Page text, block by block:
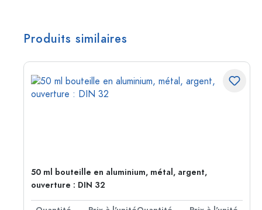
Produits similaires
50 ml bouteille en aluminium, métal, argent,
ouverture : DIN 32